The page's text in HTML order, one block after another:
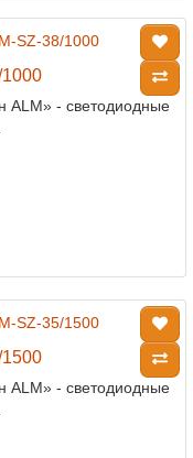
- светодиодные
- светодиодные